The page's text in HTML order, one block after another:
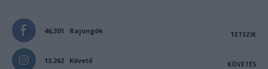
46,301 Rajongók TETSZIK
13,262 Követő KÖVETÉS